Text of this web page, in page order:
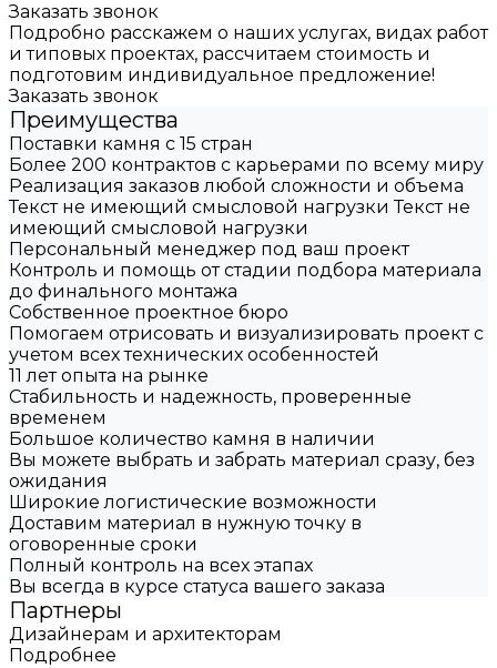
Заказать звонок
Подробно расскажем о наших услугах, видах работ
и типовых проектах, рассчитаем стоимость и
подготовим индивидуальное предложение!
Заказать звонок
Преимущества
Поставки камня с 15 стран
Более 200 контрактов с карьерами по всему миру
Реализация заказов любой сложности и объема
Текст не имеющий смысловой нагрузки Текст не
имеющий смысловой нагрузки
Персональный менеджер под ваш проект
Контроль и помощь от стадии подбора материала
до финального монтажа
Собственное проектное бюро
Помогаем отрисовать и визуализировать проект с
учетом всех технических особенностей
11 лет опыта на рынке
Стабильность и надежность, проверенные
временем
Большое количество камня в наличии
Вы можете выбрать и забрать материал сразу, без
ожидания
Широкие логистические возможности
Доставим материал в нужную точку в
оговоренные сроки
Полный контроль на всех этапах
Вы всегда в курсе статуса вашего заказа
Партнеры
Дизайнерам и архитекторам
Подробнее